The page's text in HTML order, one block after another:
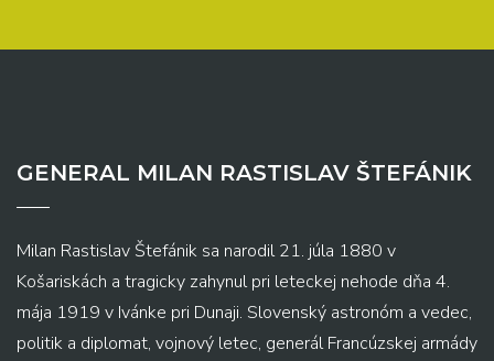
GENERAL MILAN RASTISLAV ŠTEFÁNIK
Milan Rastislav Štefánik sa narodil 21. júla 1880 v
Košariskách a tragicky zahynul pri leteckej nehode dňa 4.
mája 1919 v Ivánke pri Dunaji. Slovenský astronóm a vedec,
politik a diplomat, vojnový letec, generál Francúzskej armády